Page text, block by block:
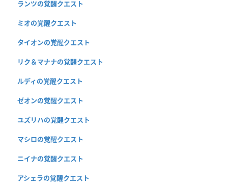
ランツの覚醒クエスト
ミオの覚醒クエスト
タイオンの覚醒クエスト
リク＆マナナの覚醒クエスト
ルディの覚醒クエスト
ゼオンの覚醒クエスト
ユズリハの覚醒クエスト
マシロの覚醒クエスト
ニイナの覚醒クエスト
アシェラの覚醒クエスト